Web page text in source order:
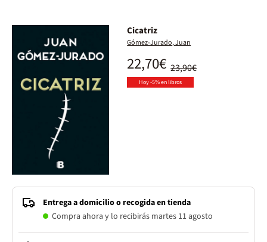
Cicatriz
Gómez-Jurado, Juan
23,90€
22,70€
Hoy -5% en libros
Entrega a domicilio o recogida en tienda
Compra ahora y lo recibirás martes 11 agosto